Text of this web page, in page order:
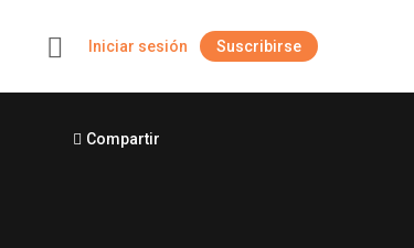
Iniciar sesión Suscribirse
Compartir